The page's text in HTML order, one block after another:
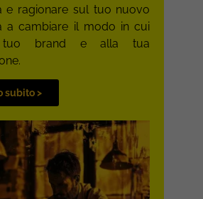
e ragionare sul tuo nuovo
a cambiare il modo in cui
brand e alla tua
subito >